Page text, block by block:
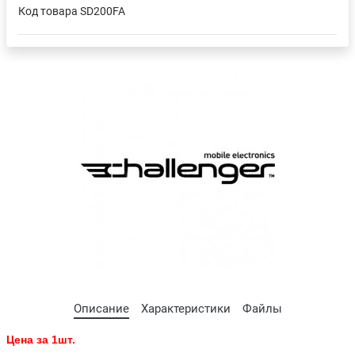
Описание Характеристики Файлы
Цена за 1шт.
Код товара SD200FA